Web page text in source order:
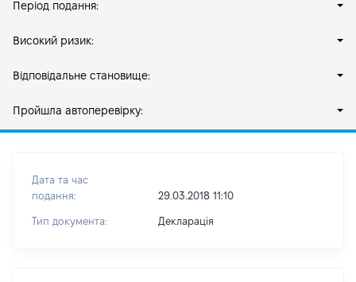
Період подання:
Високий ризик:
Відповідальне становище:
Пройшла автоперевірку:
Дата та час
подання:
29.03.2018 11:10
Тип документа: Декларація